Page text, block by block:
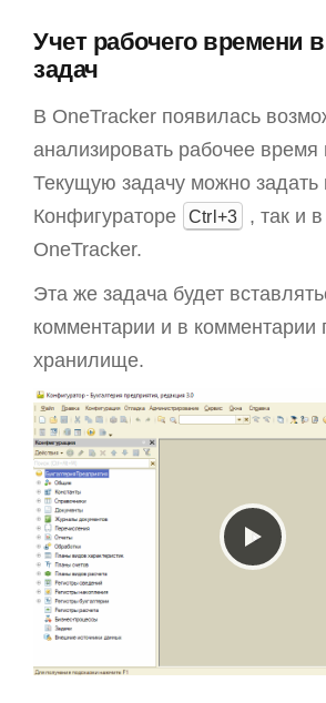
Учет рабочего времени
задач
В OneTracker появилась
анализировать рабочее время
Текущую задачу можно задать
Конфигураторе
Ctrl+3
, так и
OneTracker.
Эта же задача будет
комментарии и в комментарии
хранилище.